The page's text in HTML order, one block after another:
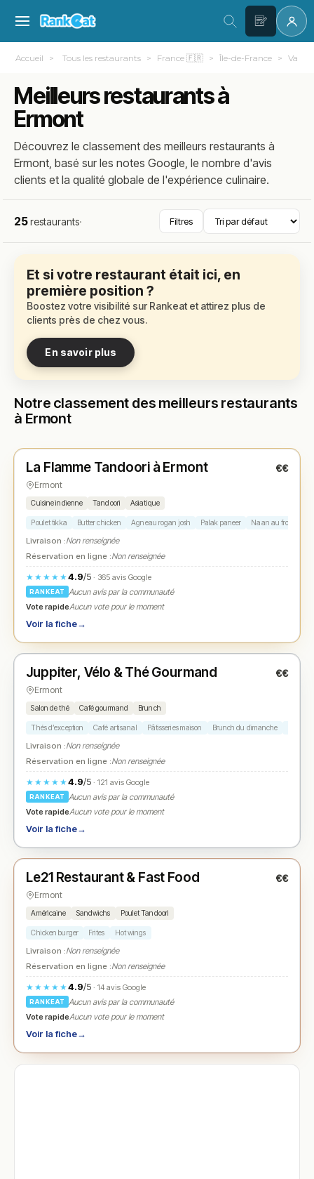
Accueil Tous les restaurants France 🇫🇷 Île-de-France Val-
Meilleurs restaurants à
Ermont
Découvrez le classement des meilleurs restaurants à
Ermont, basé sur les notes Google, le nombre d'avis
clients et la qualité globale de l'expérience culinaire.
25restaurants· Filtres
Et si votre restaurant était ici, en
première position ?
Boostez votre visibilité sur Rankeat et attirez plus de
clients près de chez vous.
En savoir plus
Notre classement des meilleurs restaurants
à Ermont
★ N° 1
La Flamme Tandoori à Ermont €€
Ermont
Cuisine indienne Tandoori Asiatique
Poulet tikka Butter chicken Agneau rogan josh Palak paneer Naan au fromage
Livraison :Non renseignée
Réservation en ligne :Non renseignée
★★★★★4.9/5· 365 avis Google
RANKEAT
Aucun avis par la communauté
Vote rapideAucun vote pour le moment
Voir la fiche→
★ N° 2
Juppiter, Vélo & Thé Gourmand €€
Ermont
Salon de thé Café gourmand Brunch
Thés d’exception Café artisanal Pâtisseries maison Brunch du dimanche
Livraison :Non renseignée
Réservation en ligne :Non renseignée
★★★★★4.9/5· 121 avis Google
RANKEAT
Aucun avis par la communauté
Vote rapideAucun vote pour le moment
Voir la fiche→
★ N° 3
Le21 Restaurant & Fast Food €€
Ermont
Américaine Sandwichs Poulet Tandoori
Chicken burger Frites Hot wings
Livraison :Non renseignée
Réservation en ligne :Non renseignée
★★★★★4.9/5· 14 avis Google
RANKEAT
Aucun avis par la communauté
Vote rapideAucun vote pour le moment
Voir la fiche→